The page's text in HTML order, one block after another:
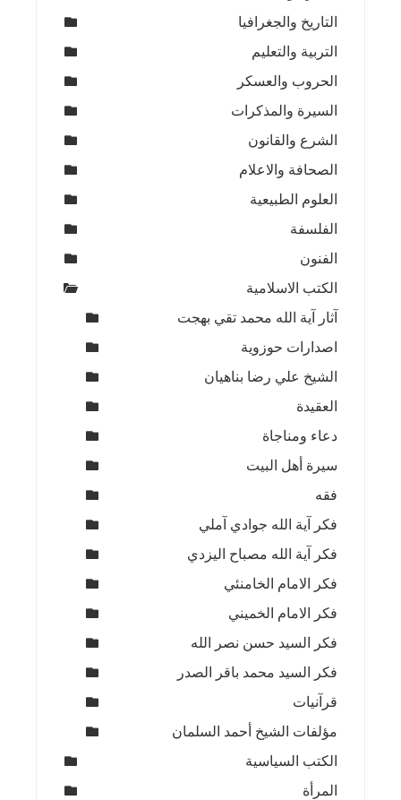
التاريخ والجغرافيا
التربية والتعليم
الحروب والعسكر
السيرة والمذكرات
الشرع والقانون
الصحافة والاعلام
العلوم الطبيعية
الفلسفة
الفنون
الكتب الاسلامية
آثار آية الله محمد تقي بهجت
اصدارات حوزوية
الشيخ علي رضا بناهيان
العقيدة
دعاء ومناجاة
سيرة أهل البيت
فقه
فكر آية الله جوادي آملي
فكر آية الله مصباح اليزدي
فكر الامام الخامنئي
فكر الامام الخميني
فكر السيد حسن نصر الله
فكر السيد محمد باقر الصدر
قرآنيات
مؤلفات الشيخ أحمد السلمان
الكتب السياسية
المرأة